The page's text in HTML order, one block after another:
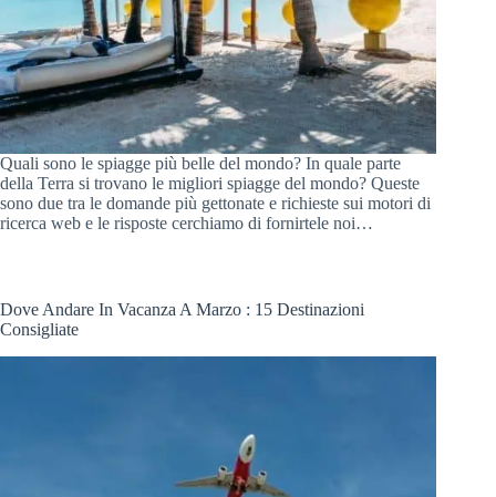
Quali sono le spiagge più belle del mondo? In quale parte
della Terra si trovano le migliori spiagge del mondo? Queste
sono due tra le domande più gettonate e richieste sui motori di
ricerca web e le risposte cerchiamo di fornirtele noi…
Dove Andare In Vacanza A Marzo : 15 Destinazioni
Consigliate